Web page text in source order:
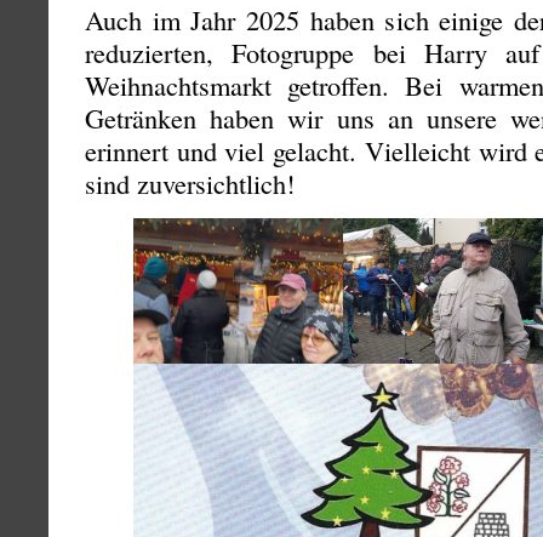
Auch im Jahr 2025 haben sich einige
reduzierten, Fotogruppe bei Harry
Weihnachtsmarkt getroffen. Bei
Getränken haben wir uns an unsere
erinnert und viel gelacht. Vielleicht wird
sind zuversichtlich!